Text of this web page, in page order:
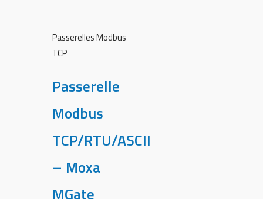
Passerelles Modbus
TCP
Passerelle
Modbus
TCP/RTU/ASCII
– Moxa
MGate